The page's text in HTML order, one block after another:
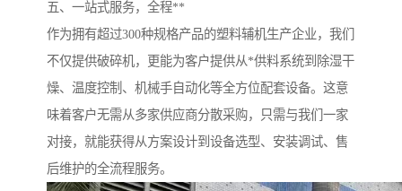
五、一站式服务，全程**
作为拥有超过300种规格产品的塑料辅机生产企业，我们
不仅提供破碎机，更能为客户提供从*供料系统到除湿干
燥、温度控制、机械手自动化等全方位配套设备。这意
味着客户无需从多家供应商分散采购，只需与我们一家
对接，就能获得从方案设计到设备选型、安装调试、售
后维护的全流程服务。